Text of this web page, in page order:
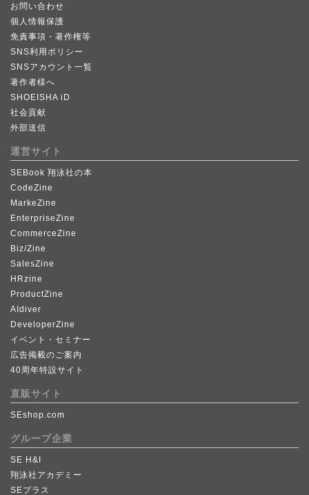
お問い合わせ
個人情報保護
免責事項・著作権等
SNS利用ポリシー
SNSアカウント一覧
著作者様へ
SHOEISHA iD
社会貢献
外部送信
運営サイト
SEBook 翔泳社の本
CodeZine
MarkeZine
EnterpriseZine
CommerceZine
Biz/Zine
SalesZine
HRzine
ProductZine
AIdiver
DeveloperZine
イベント・セミナー
広告掲載のご案内
40周年特設サイト
直販サイト
SEshop.com
グループ企業
SE H&I
翔泳社アカデミー
SEプラス